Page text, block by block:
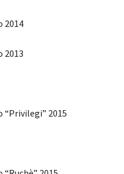
2014
2013
2015